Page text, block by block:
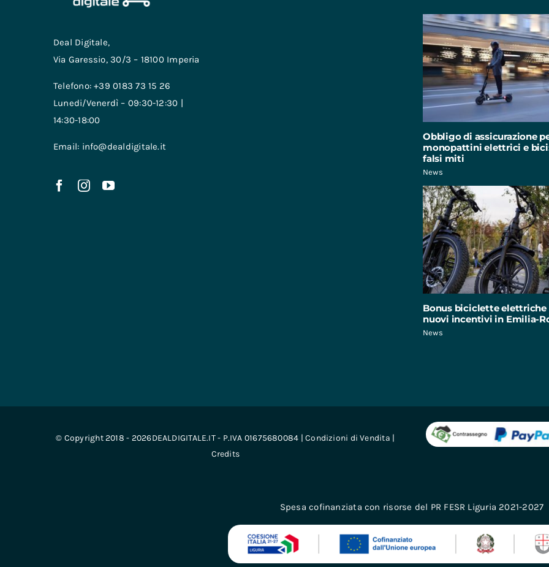
Deal Digitale,
Via Garessio, 30/3 – 18100 Imperia
Telefono: +39 0183 73 15 26
Lunedi/Venerdì – 09:30-12:30 |
14:30-18:00
Email: info@dealdigitale.it
Obbligo di assicurazione
monopattini elettrici e
falsi miti
News
Bonus biciclette elettriche
nuovi incentivi in Emilia-
News
© Copyright 2018 - 2026DEALDIGITALE.IT - P.IVA 01675680084 |Condizioni di Vendita |
Credits
Spesa cofinanziata con risorse del PR FESR Liguria 2021-2027